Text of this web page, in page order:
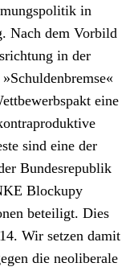
in
Nach dem Vorbild
in der
eine
sind eine der
Bundesrepublik
Blockupy
beteiligt. Dies
Wir setzen damit
die neoliberale